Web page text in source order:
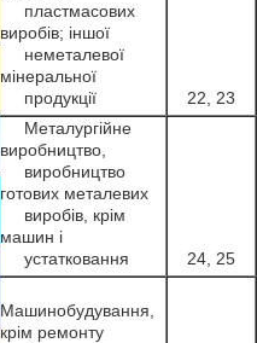
пластмасових
виробів; іншої
неметалевої
мінеральної
продукції
22, 23
Металургійне
виробництво,
виробництво
готових металевих
виробів, крім
машин і
устатковання
24, 25
Машинобудування,
крім ремонту